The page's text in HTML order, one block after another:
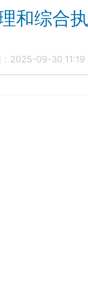
和综合
：2025-09-30 11:19